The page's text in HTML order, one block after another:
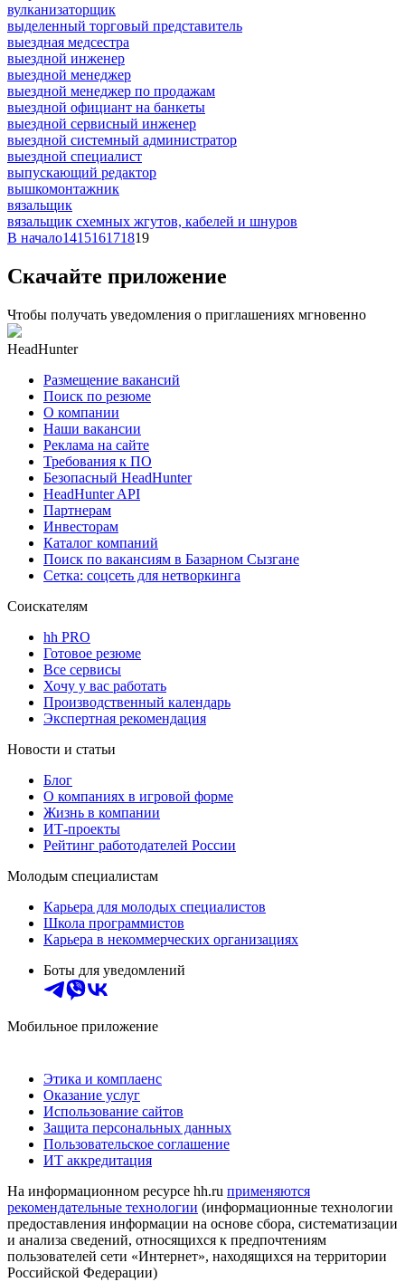
вулканизаторщик
выделенный торговый представитель
выездная медсестра
выездной инженер
выездной менеджер
выездной менеджер по продажам
выездной официант на банкеты
выездной сервисный инженер
выездной системный администратор
выездной специалист
выпускающий редактор
вышкомонтажник
вязальщик
вязальщик схемных жгутов, кабелей и шнуров
В начало141516171819
Скачайте приложение
Чтобы получать уведомления о приглашениях мгновенно
HeadHunter
Размещение вакансий
Поиск по резюме
О компании
Наши вакансии
Реклама на сайте
Требования к ПО
Безопасный HeadHunter
HeadHunter API
Партнерам
Инвесторам
Каталог компаний
Поиск по вакансиям в Базарном Сызгане
Сетка: соцсеть для нетворкинга
Соискателям
hh PRO
Готовое резюме
Все сервисы
Хочу у вас работать
Производственный календарь
Экспертная рекомендация
Новости и статьи
Блог
О компаниях в игровой форме
Жизнь в компании
ИТ-проекты
Рейтинг работодателей России
Молодым специалистам
Карьера для молодых специалистов
Школа программистов
Карьера в некоммерческих организациях
Боты для уведомлений
Мобильное приложение
Этика и комплаенс
Оказание услуг
Использование сайтов
Защита персональных данных
Пользовательское соглашение
ИТ аккредитация
На информационном ресурсе hh.ru применяются
рекомендательные технологии (информационные технологии
предоставления информации на основе сбора, систематизации
и анализа сведений, относящихся к предпочтениям
пользователей сети «Интернет», находящихся на территории
Российской Федерации)